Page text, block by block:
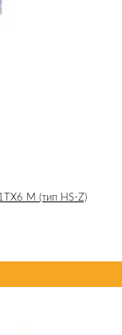
М (тип HS-Z)